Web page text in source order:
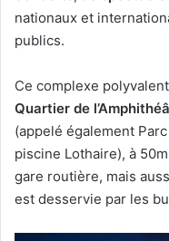
nationaux et
publics.
Ce complexe
Quartier de
(appelé également
piscine Lothaire), à
gare routière, mais
est desservie par les